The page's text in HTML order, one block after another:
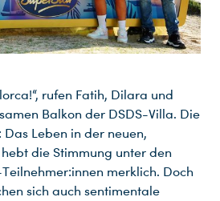
rufen Fatih, Dilara und
Balkon der DSDS-Villa. Die
Leben in der neuen,
die Stimmung unter den
merklich. Doch
sich auch sentimentale